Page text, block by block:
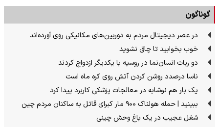
گوناگون
در عصر دیجیتال مردم به دوربین‌های مکانیکی روی آورده‌اند
خوب بخوابید تا چاق نشوید
دو ربات انسان‌نما در روسیه با یکدیگر ازدواج کردند
ناسا درصدد روشن کردن آتش روی کره ماه است
یک بار هم نوشابه در معالجات پزشکی کاربرد پیدا کرد
ببینید | حمله هولناک ۹۰۰ مار کبرای قاتل به ساکنان مردم چین
شغل عجیب در یک باغ وحش چینی